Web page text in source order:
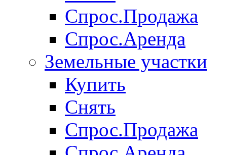
Спрос.Продажа
Спрос.Аренда
Земельные участки
Купить
Снять
Спрос.Продажа